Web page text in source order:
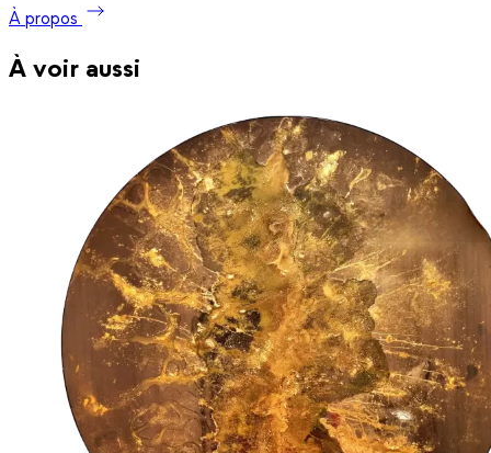
À propos
À voir aussi